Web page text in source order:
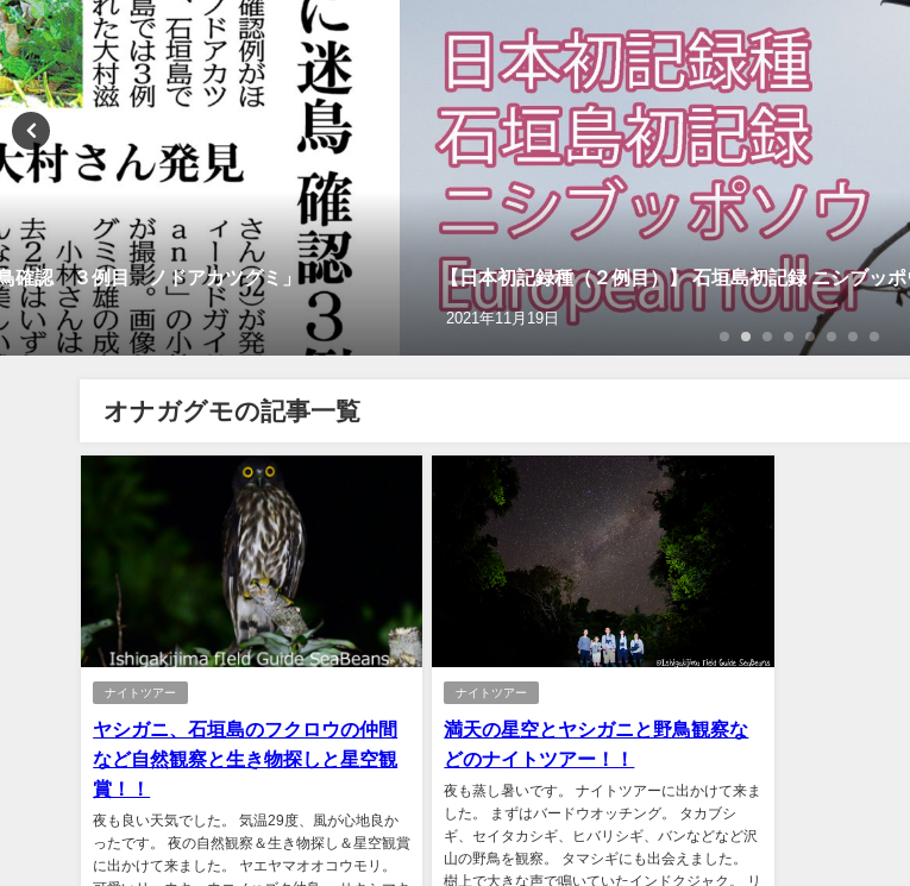
確認 ３例目 ノドアカツグミ」 【日本初記録種（２例目）】 石垣島初記録 ニシブッ
2021年11月19日
オナガグモの記事一覧
ナイトツアー
ヤシガニ、石垣島のフクロウの仲間
など自然観察と生き物探しと星空観
賞！！
夜も良い天気でした。 気温29度、風が心地良か
ったです。 夜の自然観察＆生き物探し＆星空観賞
に出かけて来ました。 ヤエヤマオオコウモリ。
ナイトツアー
満天の星空とヤシガニと野鳥観察な
どのナイトツアー！！
夜も蒸し暑いです。 ナイトツアーに出かけて来ま
した。 まずはバードウオッチング。 タカブシ
ギ、セイタカシギ、ヒバリシギ、バンなどなど沢
山の野鳥を観察。 タマシギにも出会えました。
樹上で大きな声で鳴いていたインドクジャク。 リ